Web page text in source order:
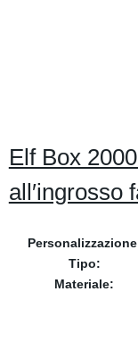
Elf Box
all′ingrosso
Tipo:
Materiale: